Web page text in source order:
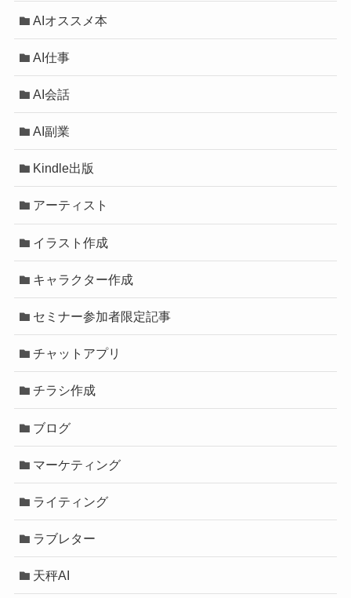
AIオススメ本
AI仕事
AI会話
AI副業
Kindle出版
アーティスト
イラスト作成
キャラクター作成
セミナー参加者限定記事
チャットアプリ
チラシ作成
ブログ
マーケティング
ライティング
ラブレター
天秤AI